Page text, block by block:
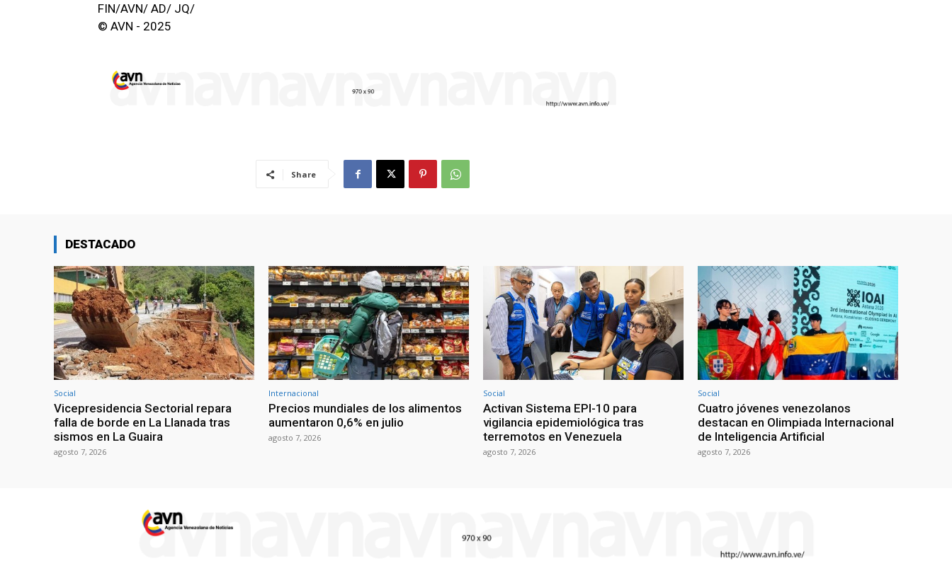
FIN/AVN/ AD/ JQ/
© AVN - 2025
Share
DESTACADO
Social
Vicepresidencia Sectorial repara
falla de borde en La Llanada tras
sismos en La Guaira
agosto 7, 2026
Internacional
Precios mundiales de los alimentos
aumentaron 0,6% en julio
agosto 7, 2026
Social
Activan Sistema EPI-10 para
vigilancia epidemiológica tras
terremotos en Venezuela
agosto 7, 2026
Social
Cuatro jóvenes venezolanos
destacan en Olimpiada Internacional
de Inteligencia Artificial
agosto 7, 2026